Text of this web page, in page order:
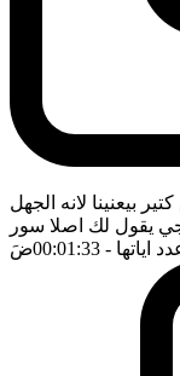
بيعنينا لانه الجهل
يقول لك اصلا سور
اياتها - 00:01:33 ضَ